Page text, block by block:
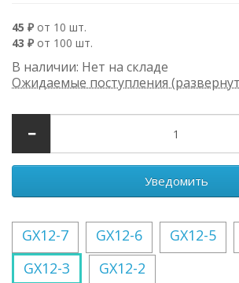
45 ₽ от 10 шт.
43 ₽ от 100 шт.
В наличии: Нет на складе
Ожидаемые поступления
Уведомить
GX12-7 GX12-6 GX12-5
GX12-3
GX12-2